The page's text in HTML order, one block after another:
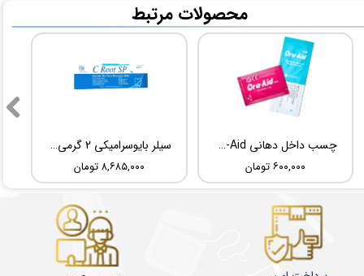
سیلر بایوسرامیکی 2 گرمی Root Dental Medical C-Root SP
۸,۶۸۵,۰۰۰ تومان
چسب داخل دهانی TBM Ora-Aid
۶۰۰,۰۰۰ تومان
​محصولات مرتبط